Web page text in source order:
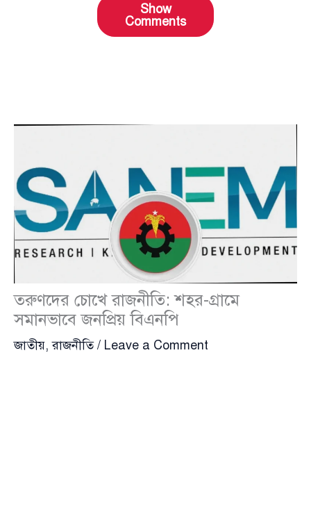
Show
Comments
তরুণদের চোখে রাজনীতি: শহর-গ্রামে
সমানভাবে জনপ্রিয় বিএনপি
জাতীয়,রাজনীতি/ Leave a Comment